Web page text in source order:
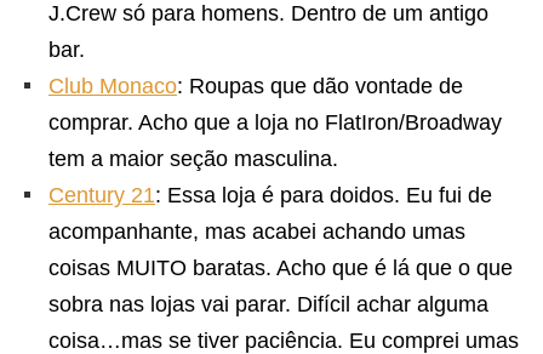
J.Crew só para homens. Dentro de um antigo
bar.
Club Monaco: Roupas que dão vontade de
comprar. Acho que a loja no FlatIron/Broadway
tem a maior seção masculina.
Century 21: Essa loja é para doidos. Eu fui de
acompanhante, mas acabei achando umas
coisas MUITO baratas. Acho que é lá que o que
sobra nas lojas vai parar. Difícil achar alguma
coisa…mas se tiver paciência. Eu comprei umas